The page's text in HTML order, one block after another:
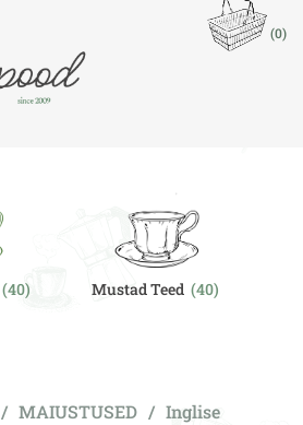
(0)
(40) Mustad Teed (40)
/ MAIUSTUSED / Inglise